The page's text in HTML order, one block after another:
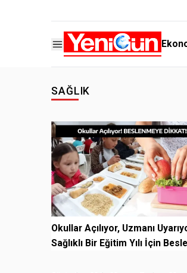
SAĞLIK
Okullar Açılıyor, Uzmanı
Sağlıklı Bir Eğitim Yılı İçin